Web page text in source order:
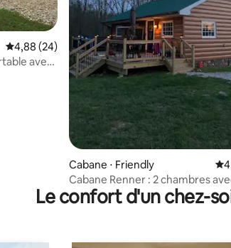
Évaluation moyenne sur la base de 24
4,88 (24)
avec
Cabane ⋅ Friendly
Cabane Renner : 2 chambres
jacuzzi et sauna
Le confort d'un chez-